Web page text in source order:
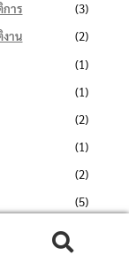
าร
(3)
าน
(2)
(1)
(1)
(2)
(1)
(2)
(5)
(76)